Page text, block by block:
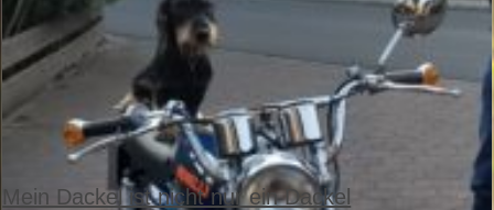
Mein Dackel ist nicht nur ein Dackel